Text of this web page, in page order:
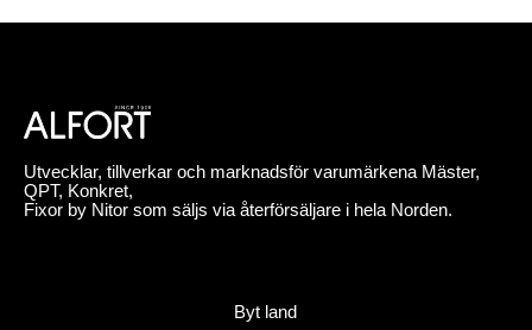
Utvecklar, tillverkar och marknadsför varumärkena Mäster,
QPT, Konkret,
Fixor by Nitor som säljs via återförsäljare i hela Norden.
Byt land